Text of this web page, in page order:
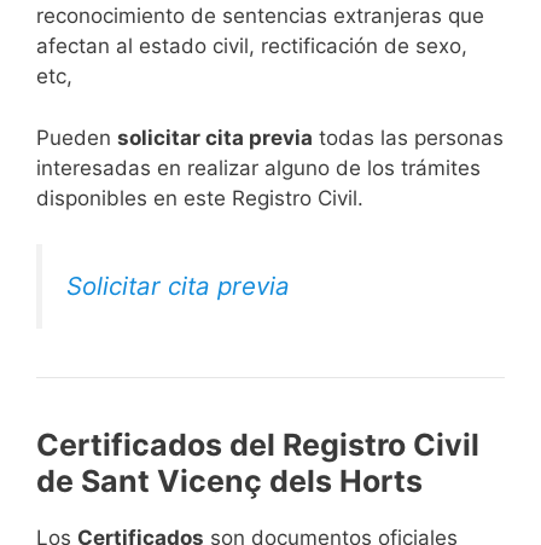
reconocimiento de sentencias extranjeras que
afectan al estado civil, rectificación de sexo,
etc,
​Pueden solicitar cita previa todas las personas
interesadas en realizar alguno de los trámites
disponibles en este Registro Civil.​
Solicitar cita previa
Certificados del Registro Civil
de Sant Vicenç dels Horts
Los Certificados son documentos oficiales